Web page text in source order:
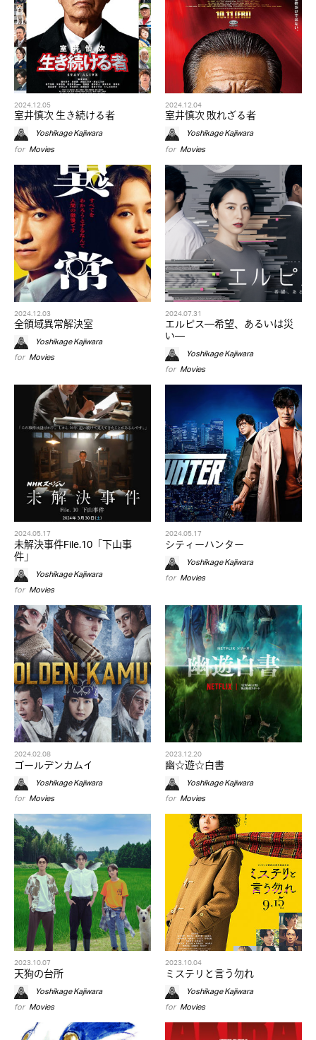
2024.12.05
室井慎次 生き続ける者
Yoshikage Kajiwara
for Movies
2024.12.04
室井慎次 敗れざる者
Yoshikage Kajiwara
for Movies
2024.12.03
全領域異常解決室
Yoshikage Kajiwara
for Movies
2024.07.31
エルピス—希望、あるいは災
い—
Yoshikage Kajiwara
for Movies
2024.05.17
未解決事件File.10「下山事
件」
Yoshikage Kajiwara
for Movies
2024.05.17
シティーハンター
Yoshikage Kajiwara
for Movies
2024.02.08
ゴールデンカムイ
Yoshikage Kajiwara
for Movies
2023.12.20
幽☆遊☆白書
Yoshikage Kajiwara
for Movies
2023.10.07
天狗の台所
Yoshikage Kajiwara
for Movies
2023.10.04
ミステリと言う勿れ
Yoshikage Kajiwara
for Movies